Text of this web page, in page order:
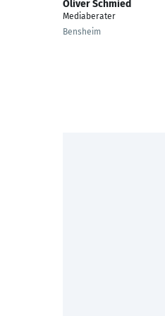
Oliver Schmied
Mediaberater
Bensheim